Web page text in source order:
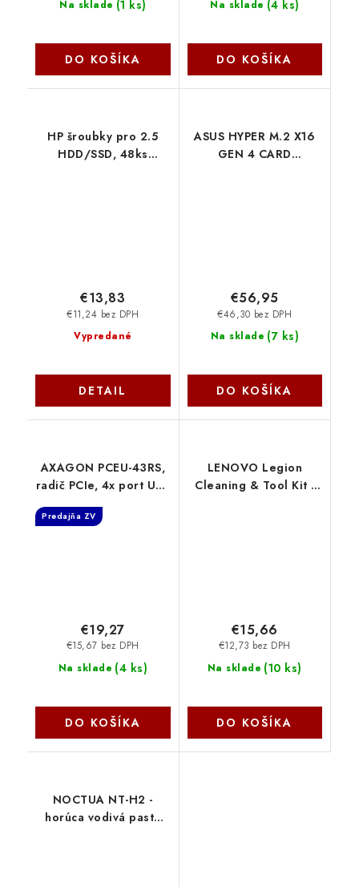
Na sklade (1 ks)
DO KOŠÍKA
Na sklade (4 ks)
DO KOŠÍKA
HP šroubky pro 2.5
HDD/SSD, 48ks
Vypredané
€11,24 bez DPH
€13,83
DETAIL
ASUS HYPER M.2 X16
GEN 4 CARD
Na sklade (7 ks)
€46,30 bez DPH
€56,95
DO KOŠÍKA
AXAGON PCEU-43RS,
radič PCIe, 4x port USB
3.2 Gen 1, UASP,
napájanie z PCIe alebo
Predajňa ZV
Na sklade (4 ks)
€15,67 bez DPH
€19,27
DO KOŠÍKA
LENOVO Legion
Cleaning & Tool Kit -
Na sklade (10 ks)
€12,73 bez DPH
€15,66
DO KOŠÍKA
NOCTUA NT-H2 -
horúca vodivá pasta